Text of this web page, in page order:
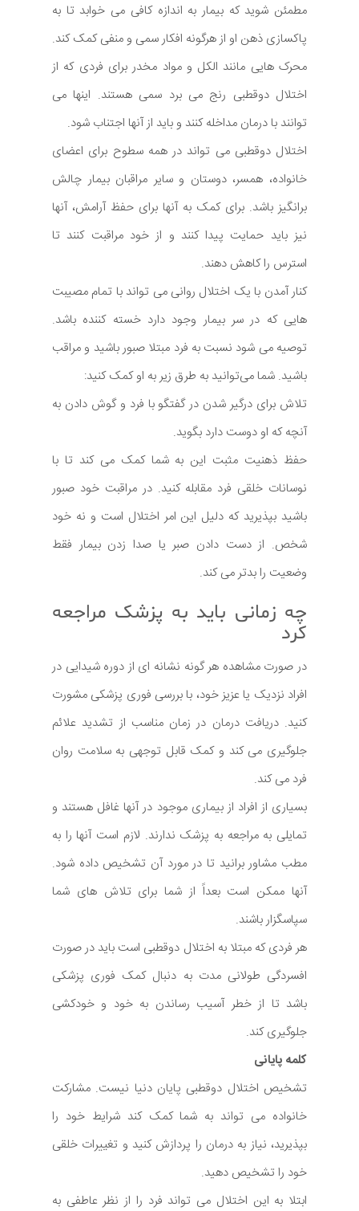
مطمئن شوید که بیمار به اندازه کافی می خوابد تا به
پاکسازی ذهن او از هرگونه افکار سمی و منفی کمک کند.
محرک هایی مانند الکل و مواد مخدر برای فردی که از
اختلال دوقطبی رنج می برد سمی هستند. اینها می
توانند با درمان مداخله کنند و باید از آنها اجتناب شود.
اختلال دوقطبی می تواند در همه سطوح برای اعضای
خانواده، همسر، دوستان و سایر مراقبان بیمار چالش
برانگیز باشد. برای کمک به آنها برای حفظ آرامش، آنها
نیز باید حمایت پیدا کنند و از خود مراقبت کنند تا
استرس را کاهش دهند.
کنار آمدن با یک اختلال روانی می تواند با تمام مصیبت
هایی که در سر بیمار وجود دارد خسته کننده باشد.
توصیه می شود نسبت به فرد مبتلا صبور باشید و مراقب
باشید. شما می‌توانید به طرق زیر به او کمک کنید:
تلاش برای درگیر شدن در گفتگو با فرد و گوش دادن به
آنچه که او دوست دارد بگوید.
حفظ ذهنیت مثبت این به شما کمک می کند تا با
نوسانات خلقی فرد مقابله کنید. در مراقبت خود صبور
باشید بپذیرید که دلیل این امر اختلال است و نه خود
شخص. از دست دادن صبر یا صدا زدن بیمار فقط
وضعیت را بدتر می کند.
چه زمانی باید به پزشک مراجعه
کرد
در صورت مشاهده هر گونه نشانه ای از دوره شیدایی در
افراد نزدیک یا عزیز خود، با بررسی فوری پزشکی مشورت
کنید. دریافت درمان در زمان مناسب از تشدید علائم
جلوگیری می کند و کمک قابل توجهی به سلامت روان
فرد می کند.
بسیاری از افراد از بیماری موجود در آنها غافل هستند و
تمایلی به مراجعه به پزشک ندارند. لازم است آنها را به
مطب مشاور برانید تا در مورد آن تشخیص داده شود.
آنها ممکن است بعداً از شما برای تلاش های شما
سپاسگزار باشند.
هر فردی که مبتلا به اختلال دوقطبی است باید در صورت
افسردگی طولانی مدت به دنبال کمک فوری پزشکی
باشد تا از خطر آسیب رساندن به خود و خودکشی
جلوگیری کند.
کلمه پایانی
تشخیص اختلال دوقطبی پایان دنیا نیست. مشارکت
خانواده می تواند به شما کمک کند شرایط خود را
بپذیرید، نیاز به درمان را پردازش کنید و تغییرات خلقی
خود را تشخیص دهید.
ابتلا به این اختلال می تواند فرد را از نظر عاطفی به